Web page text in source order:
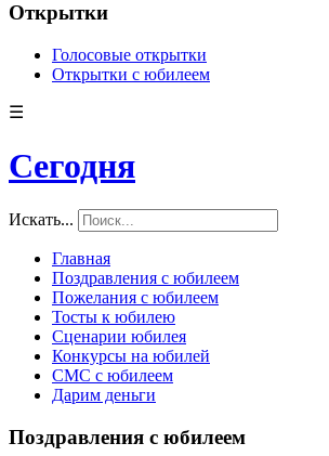
Открытки
Голосовые открытки
Открытки с юбилеем
☰
Сегодня
Искать...
Главная
Поздравления с юбилеем
Пожелания с юбилеем
Тосты к юбилею
Сценарии юбилея
Конкурсы на юбилей
СМС с юбилеем
Дарим деньги
Поздравления с юбилеем